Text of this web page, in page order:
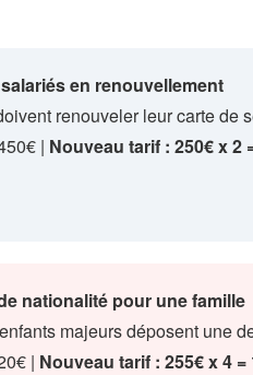
en renouvellement
renouveler leur carte de
| Nouveau tarif : 250€ x 2
nationalité pour une famille
majeurs déposent une
| Nouveau tarif : 255€ x 4 =